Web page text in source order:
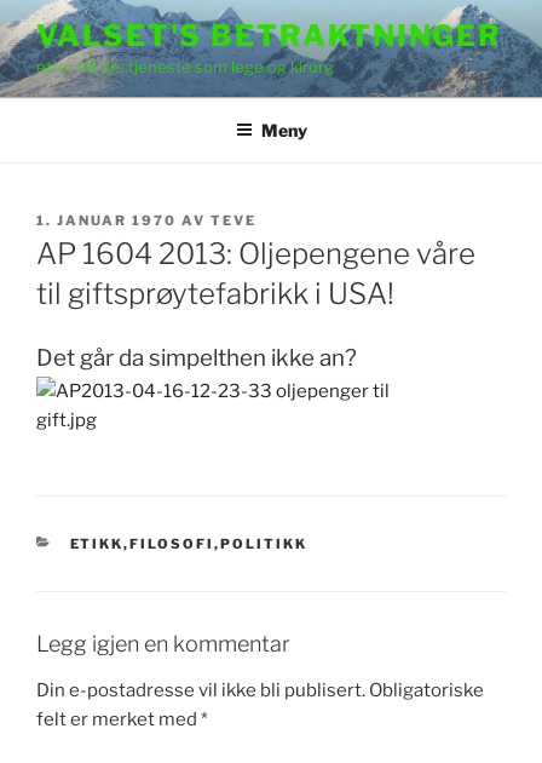
til
innhold
VALSET'S BETRAKTNINGER
etter 48 års tjeneste som lege og kirurg
Meny
PUBLISERT
1. JANUAR 1970 AV TEVE
AP 1604 2013: Oljepengene våre
til giftsprøytefabrikk i USA!
Det går da simpelthen ikke an?
KATEGORIER
ETIKK,FILOSOFI,POLITIKK
Legg igjen en kommentar
Din e-postadresse vil ikke bli publisert. Obligatoriske
felt er merket med *